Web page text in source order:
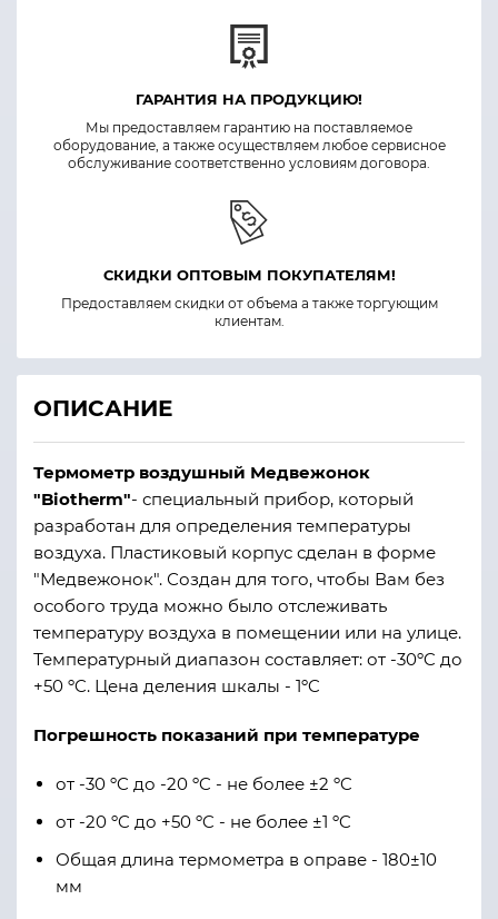
ГАРАНТИЯ НА ПРОДУКЦИЮ!
Мы предоставляем гарантию на поставляемое
оборудование, а также осуществляем любое сервисное
обслуживание соответственно условиям договора.
СКИДКИ ОПТОВЫМ ПОКУПАТЕЛЯМ!
Предоставляем скидки от объема а также торгующим
клиентам.
ОПИСАНИЕ
Термометр воздушный Медвежонок
"Biotherm"- специальный прибор, который
разработан для определения температуры
воздуха. Пластиковый корпус сделан в форме
"Медвежонок". Создан для того, чтобы Вам без
особого труда можно было отслеживать
температуру воздуха в помещении или на улице.
Температурный диапазон составляет: от -30ºC до
+50 ºC. Цена деления шкалы - 1ºC
Погрешность показаний при температуре
от -30 ºC до -20 ºC - не более ±2 ºC
от -20 ºC до +50 ºC - не более ±1 ºC
Общая длина термометра в оправе - 180±10
мм